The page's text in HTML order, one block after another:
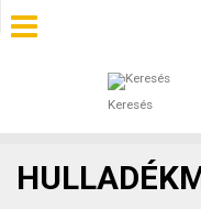
Keresés
SZÁLLÁSOK
ÁLTALÁNOS